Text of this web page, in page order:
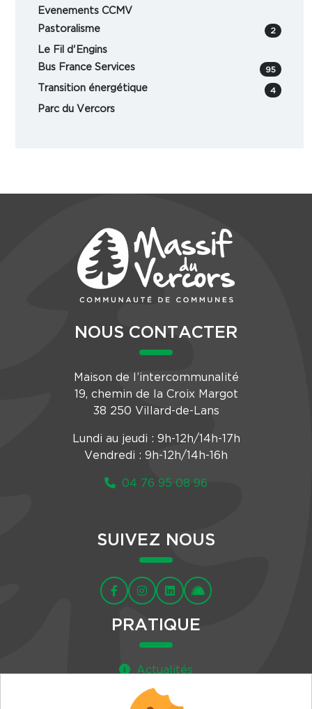
Evenements CCMV
Pastoralisme
2
Le Fil d'Engins
Bus France Services
95
Transition énergétique 4
Parc du Vercors
NOUS CONTACTER
Maison de l’intercommunalité
19, chemin de la Croix Margot
38 250 Villard-de-Lans
Lundi au jeudi : 9h-12h/14h-17h
Vendredi : 9h-12h/14h-16h
04 76 95 08 96
SUIVEZ NOUS
PRATIQUE
Actualités
Agenda